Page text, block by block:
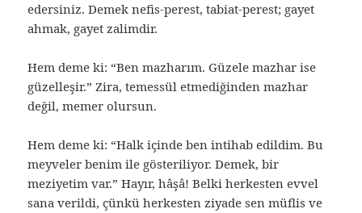
edersiniz. Demek nefis-perest, tabiat-perest; gayet
ahmak, gayet zalimdir.
Hem deme ki: “Ben mazharım. Güzele mazhar ise
güzelleşir.” Zira, temessül etmediğinden mazhar
değil, memer olursun.
Hem deme ki: “Halk içinde ben intihab edildim. Bu
meyveler benim ile gösteriliyor. Demek, bir
meziyetim var.” Hayır, hâşâ! Belki herkesten evvel
sana verildi, çünkü herkesten ziyade sen müflis ve